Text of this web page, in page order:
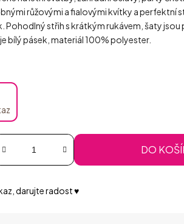
růžovými a fialovými kvítky a perfektní
střih s krátkým rukávem, šaty jsou
bílý pásek, materiál 100% polyester.
DO
darujte radost ♥️